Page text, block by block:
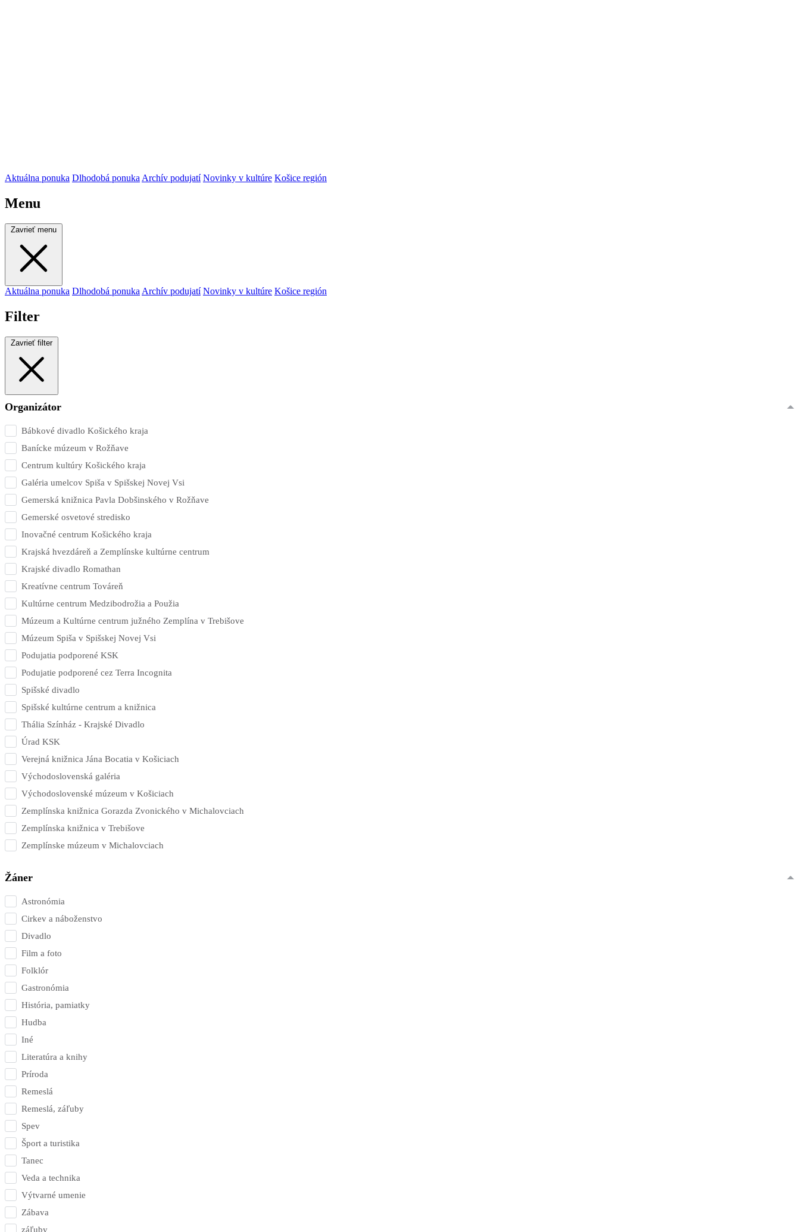
Aktuálna ponuka Dlhodobá ponuka Archív podujatí Novinky v kultúre Košice región
Menu
Zavrieť menu
Aktuálna ponuka Dlhodobá ponuka Archív podujatí Novinky v kultúre Košice región
Filter
Zavrieť filter
Organizátor
Bábkové divadlo Košického kraja
Banícke múzeum v Rožňave
Centrum kultúry Košického kraja
Galéria umelcov Spiša v Spišskej Novej Vsi
Gemerská knižnica Pavla Dobšinského v Rožňave
Gemerské osvetové stredisko
Inovačné centrum Košického kraja
Krajská hvezdáreň a Zemplínske kultúrne centrum
Krajské divadlo Romathan
Kreatívne centrum Továreň
Kultúrne centrum Medzibodrožia a Použia
Múzeum a Kultúrne centrum južného Zemplína v Trebišove
Múzeum Spiša v Spišskej Novej Vsi
Podujatia podporené KSK
Podujatie podporené cez Terra Incognita
Spišské divadlo
Spišské kultúrne centrum a knižnica
Thália Színház - Krajské Divadlo
Úrad KSK
Verejná knižnica Jána Bocatia v Košiciach
Východoslovenská galéria
Východoslovenské múzeum v Košiciach
Zemplínska knižnica Gorazda Zvonického v Michalovciach
Zemplínska knižnica v Trebišove
Zemplínske múzeum v Michalovciach
Žáner
Astronómia
Cirkev a náboženstvo
Divadlo
Film a foto
Folklór
Gastronómia
História, pamiatky
Hudba
Iné
Literatúra a knihy
Príroda
Remeslá
Remeslá, záľuby
Spev
Šport a turistika
Tanec
Veda a technika
Výtvarné umenie
Zábava
záľuby